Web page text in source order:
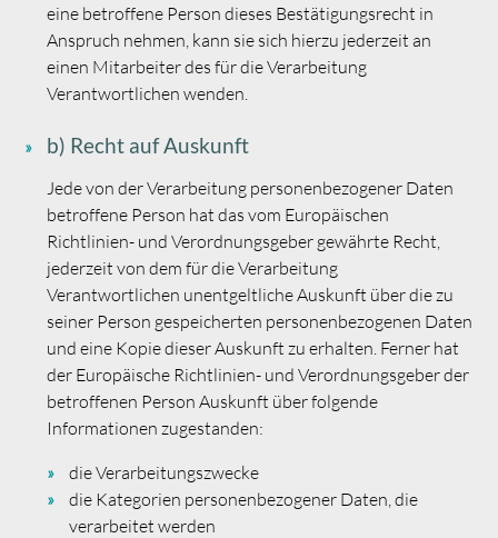
eine betroffene Person dieses Bestätigungsrecht in
Anspruch nehmen, kann sie sich hierzu jederzeit an
einen Mitarbeiter des für die Verarbeitung
Verantwortlichen wenden.
b) Recht auf Auskunft
Jede von der Verarbeitung personenbezogener Daten
betroffene Person hat das vom Europäischen
Richtlinien- und Verordnungsgeber gewährte Recht,
jederzeit von dem für die Verarbeitung
Verantwortlichen unentgeltliche Auskunft über die zu
seiner Person gespeicherten personenbezogenen Daten
und eine Kopie dieser Auskunft zu erhalten. Ferner hat
der Europäische Richtlinien- und Verordnungsgeber der
betroffenen Person Auskunft über folgende
Informationen zugestanden:
die Verarbeitungszwecke
die Kategorien personenbezogener Daten, die
verarbeitet werden